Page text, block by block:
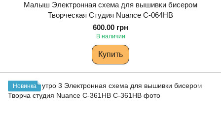
Малыш Электронная схема для вышивки бисером
Творческая Студия Nuance С-064НВ
600.00 грн
В наличии
Купить
Новинка